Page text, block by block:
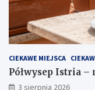
CIEKAWE MIEJSCA
Półwysep Istria
3 sierpnia 2026